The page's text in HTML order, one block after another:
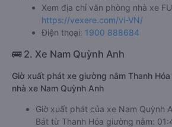
Xem địa chỉ văn phòng nhà xe
https://vexere.com/vi-VN/
Điện thoại: 1900 888684
🚌 2. Xe Nam Quỳnh Anh
Giờ xuất phát xe giường nằm Thanh
nhà xe Nam Quỳnh Anh
Giờ xuất phát của xe Nam Quỳnh
Bát từ Thanh Hóa giường nằm: